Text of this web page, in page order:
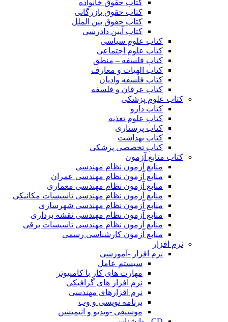
کتاب حقوق خانواده
کتاب حقوق بازرگانی
کتاب حقوق بین الملل
کتاب آیین دادرسی
کتاب علوم سیاسی
کتاب علوم اجتماعی
کتاب فلسفه – منطق
کتاب الهیات و معارف
کتاب فلسفه وادیان
کتاب عرفان و فلسفه
کتاب علوم پزشکی
کتاب دارو
کتاب علوم تغذیه
کتاب پرستاری
کتاب بهداشت
کتاب تخصصی پزشکی
کتاب منابع آزمون
منابع آزمون نظام مهندسی
منابع آزمون نظام مهندسی عمران
منابع آزمون نظام مهندسی معماری
منابع آزمون نظام مهندسی تاسیسات مکانیکی
منابع آزمون نظام مهندسی شهرسازی
منابع آزمون نظام مهندسی نقشه برداری
منابع آزمون نظام مهندسی تاسیسات برقی
منابع آزمون کارشناسی رسمی
نرم افزار
نرم افزار -آموزشی
سیستم عامل
مهارت های کار با کامپیوتر
نرم افزار های گرافیکی
نرم افزارهای مهندسی
برنامه نویسی و وب
موسیقی -ویدیو و انیمیشن